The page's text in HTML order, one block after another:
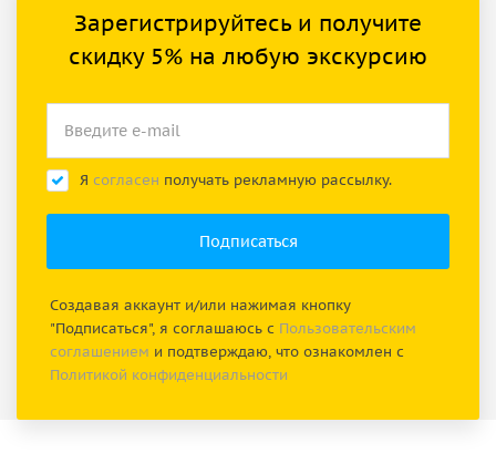
Зарегистрируйтесь и получите
скидку 5% на любую экскурсию
Я согласен получать рекламную рассылку.
Создавая аккаунт и/или нажимая кнопку
"Подписаться", я соглашаюсь с Пользовательским
соглашением и подтверждаю, что ознакомлен с
Политикой конфиденциальности